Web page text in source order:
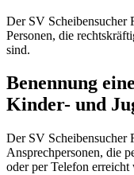
Der SV Scheibensucher
Personen, die
sind.
Benennung
Kinder- und
Der SV Scheibensucher
Ansprechpersonen, die
oder per Telefon erreicht